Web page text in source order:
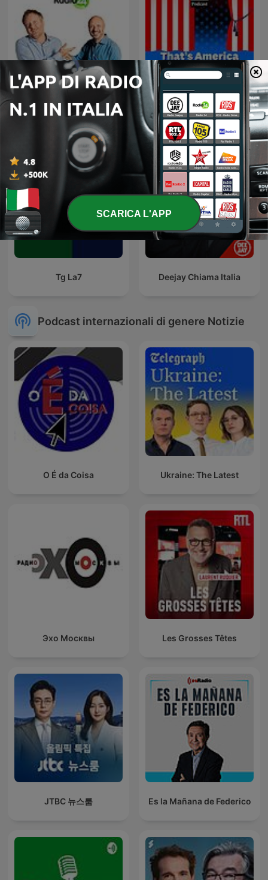
Uno, nessuno, 100Milan That's America
Tg La7 Deejay Chiama Italia
Podcast internazionali di genere Notizie
O É da Coisa Ukraine: The Latest
Эхо Москвы Les Grosses Têtes
JTBC 뉴스룸 Es la Mañana de Federico
SCARICA L'APP